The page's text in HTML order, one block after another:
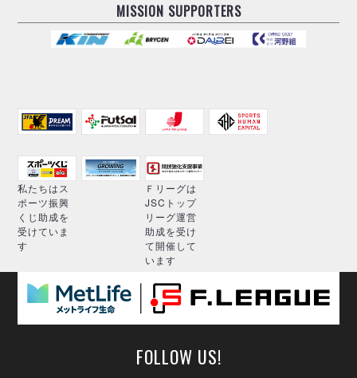
MISSION SUPPORTERS
私たちはス
ポーツ振興
くじ助成を
受けていま
す
Ｆリーグは
JSCトップ
リーグ運営
助成を受け
て開催して
います
FOLLOW US!